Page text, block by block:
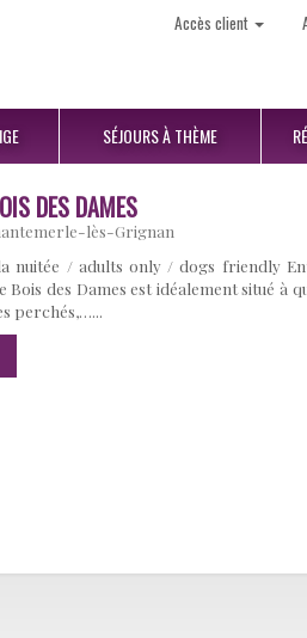
Accès client
SÉJOURSÀ THÈME
DES DAMES
lès-Grignan
nuitée / adults only / dogs friendly
Bois des Dames est idéalement situé à
perchés,…...